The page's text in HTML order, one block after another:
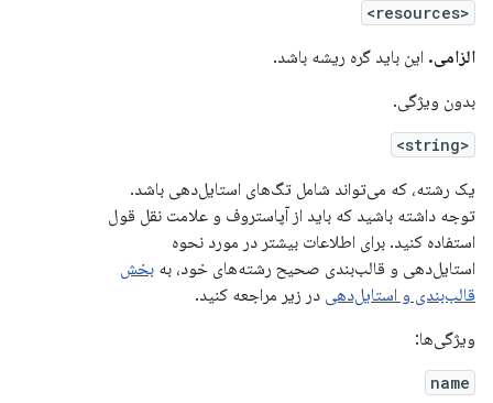
<resources>
الزامی. این باید گره ریشه باشد.
بدون ویژگی.
<string>
یک رشته، که می‌تواند شامل تگ‌های استایل‌دهی باشد.
توجه داشته باشید که باید از آپاستروف و علامت نقل قول
استفاده کنید. برای اطلاعات بیشتر در مورد نحوه
استایل‌دهی و قالب‌بندی صحیح رشته‌های خود، به بخش
قالب‌بندی و استایل‌دهی در زیر مراجعه کنید.
ویژگی‌ها:
name